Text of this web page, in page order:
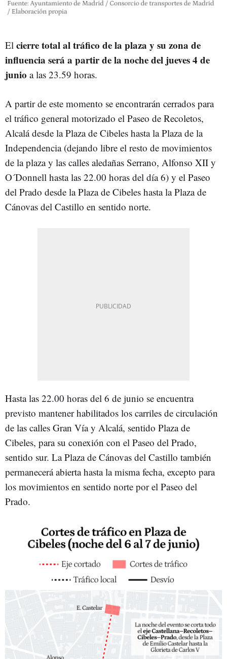
El cierre total al tráfico de la plaza y su zona de
influencia será a partir de la noche del jueves 4 de
junio a las 23.59 horas.
A partir de este momento se encontrarán cerrados para
el tráfico general motorizado el Paseo de Recoletos,
Alcalá desde la Plaza de Cibeles hasta la Plaza de la
Independencia (dejando libre el resto de movimientos
de la plaza y las calles aledañas Serrano, Alfonso XII y
O´Donnell hasta las 22.00 horas del día 6) y el Paseo
del Prado desde la Plaza de Cibeles hasta la Plaza de
Cánovas del Castillo en sentido norte.
Hasta las 22.00 horas del 6 de junio se encuentra
previsto mantener habilitados los carriles de circulación
de las calles Gran Vía y Alcalá, sentido Plaza de
Cibeles, para su conexión con el Paseo del Prado,
sentido sur. La Plaza de Cánovas del Castillo también
permanecerá abierta hasta la misma fecha, excepto para
los movimientos en sentido norte por el Paseo del
Prado.